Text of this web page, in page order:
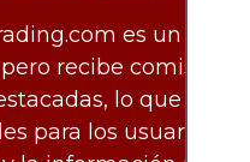
es un sitio
recibe comisiones
lo que no
para los usuarios.